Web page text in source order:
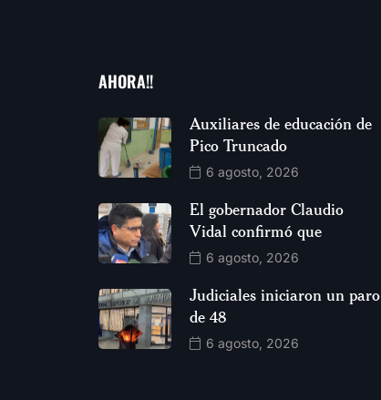
AHORA!!
Auxiliares de educación de
Pico Truncado
6 agosto, 2026
El gobernador Claudio
Vidal confirmó que
6 agosto, 2026
Judiciales iniciaron un paro
de 48
6 agosto, 2026